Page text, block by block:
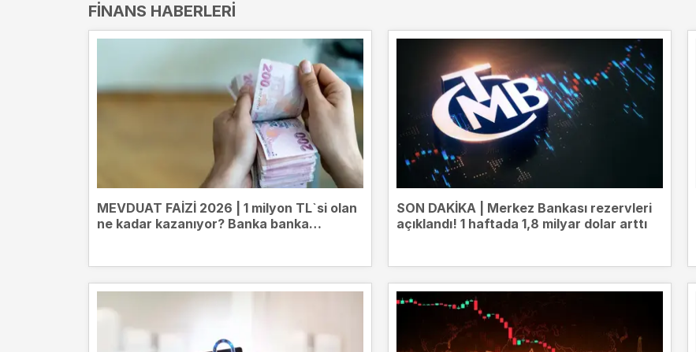
FINANS HABERLERI
MEVDUAT FAİZİ 2026 | 1 milyon TL`si olan
ne kadar kazanıyor? Banka banka
SON DAKİKA | Merkez Bankası rezervleri
açıklandı! 1 haftada 1,8 milyar dolar arttı